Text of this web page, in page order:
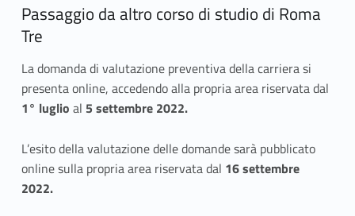
s
a
g
g
i
,
Passaggio da altro corso di studio di Roma
Tre
La domanda di valutazione preventiva della carriera si
presenta online, accedendo alla propria area riservata dal
1° luglio al 5 settembre 2022.
L’esito della valutazione delle domande sarà pubblicato
online sulla propria area riservata dal 16 settembre
2022.